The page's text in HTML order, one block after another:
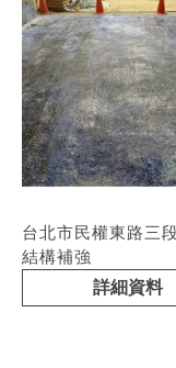
台北市民權東路三
結構補強
詳細資料